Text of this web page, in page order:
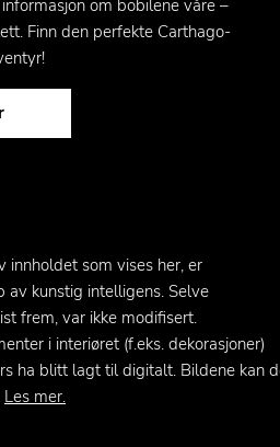
om bobilene våre –
Finn den perfekte Carthago-
innholdet som vises her, er
av kunstig intelligens. Selve
frem, var ikke modifisert.
i interiøret (f.eks. dekorasjoner)
ha blitt lagt til digitalt. Bildene kan
Les mer.